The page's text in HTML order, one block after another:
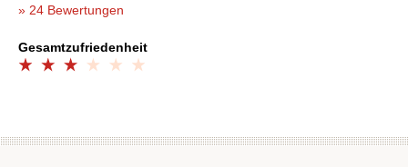
» 24 Bewertungen
Gesamtzufriedenheit